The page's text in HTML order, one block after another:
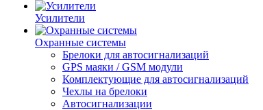
Усилители
Охранные системы
Брелоки для автосигнализаций
GPS маяки / GSM модули
Комплектующие для автосигнализаций
Чехлы на брелоки
Автосигнализации